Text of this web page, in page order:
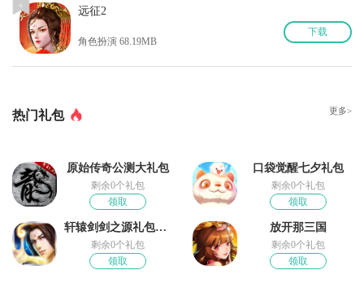
6 远征2
角色扮演 68.19MB
下载
热门礼包 更多>
原始传奇公测大礼包
剩余0个礼包
领取
口袋觉醒七夕礼包
剩余0个礼包
领取
轩辕剑剑之源礼包领取
剩余0个礼包
领取
放开那三国
剩余0个礼包
领取